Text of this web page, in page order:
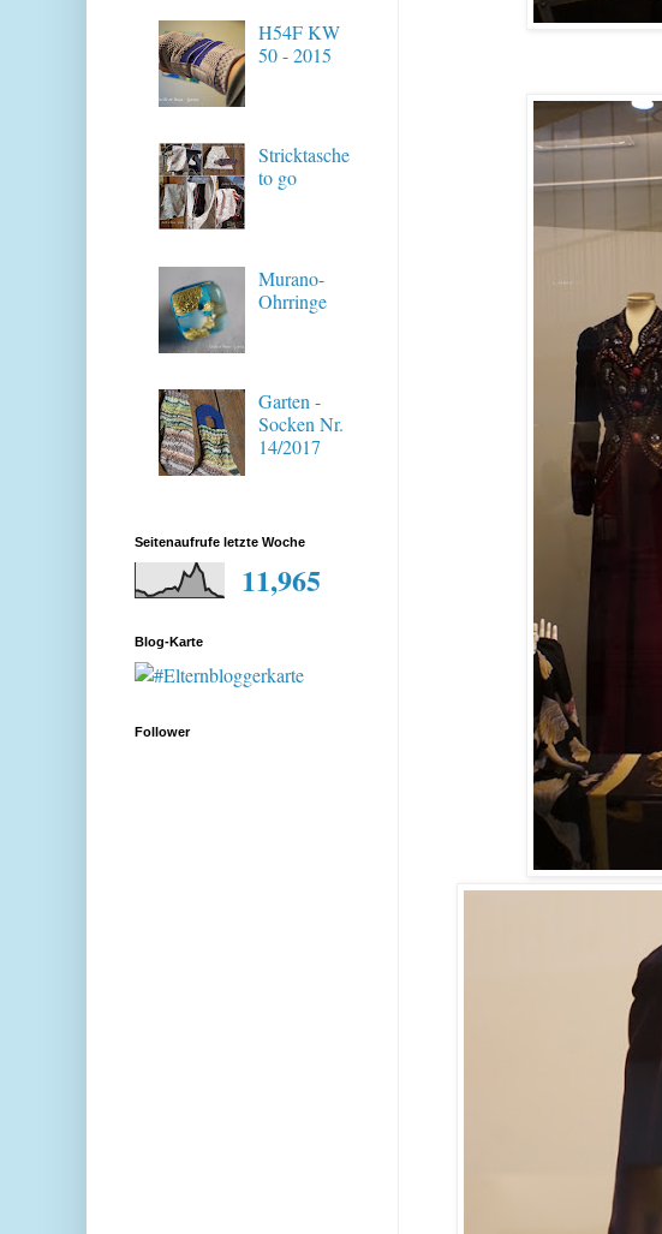
H54F KW
50 - 2015
Stricktasche
to go
Murano-
Ohrringe
Garten -
Socken Nr.
14/2017
Seitenaufrufe letzte Woche
11,965
Blog-Karte
Follower